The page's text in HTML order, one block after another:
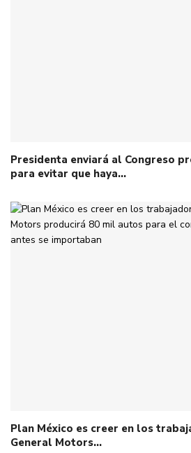
Presidenta enviará al Congreso
para evitar que haya…
Plan México es creer en los
General Motors…